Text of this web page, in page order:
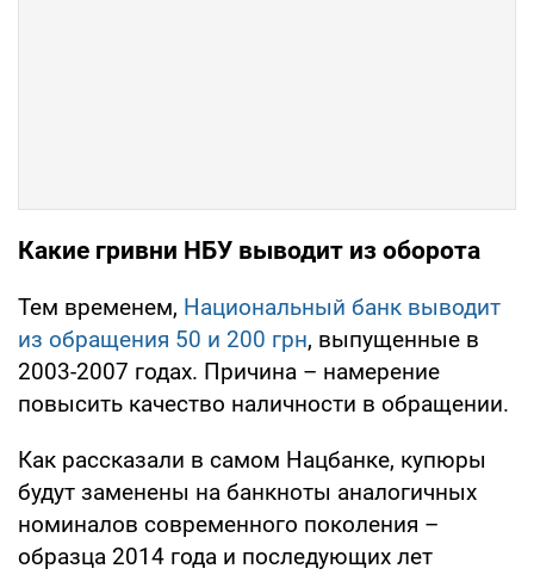
Какие гривни НБУ выводит из оборота
Тем временем, Национальный банк выводит
из обращения 50 и 200 грн, выпущенные в
2003-2007 годах. Причина – намерение
повысить качество наличности в обращении.
Как рассказали в самом Нацбанке, купюры
будут заменены на банкноты аналогичных
номиналов современного поколения –
образца 2014 года и последующих лет